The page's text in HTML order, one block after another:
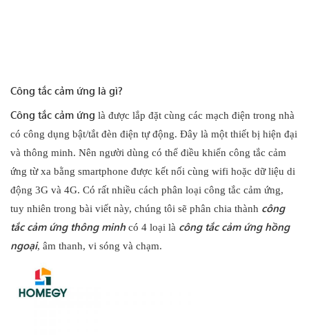
Công tắc cảm ứng là gì?
Công tắc cảm ứng là được lắp đặt cùng các mạch điện trong nhà
có công dụng bật/tắt đèn điện tự động. Đây là một thiết bị hiện đại
và thông minh. Nên người dùng có thể điều khiển công tắc cảm
ứng từ xa bằng smartphone được kết nối cùng wifi hoặc dữ liệu di
động 3G và 4G. Có rất nhiều cách phân loại công tắc cảm ứng,
tuy nhiên trong bài viết này, chúng tôi sẽ phân chia thành công
tắc cảm ứng thông minh có 4 loại là công tắc cảm ứng hồng
ngoại, âm thanh, vi sóng và chạm.